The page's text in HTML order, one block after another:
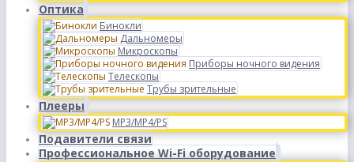
Оптика
Бинокли
Дальномеры
Микроскопы
Приборы ночного видения
Телескопы
Трубы зрительные
Плееры
MP3/MP4/PS
Подавители связи
Профессиональное Wi-Fi оборудование